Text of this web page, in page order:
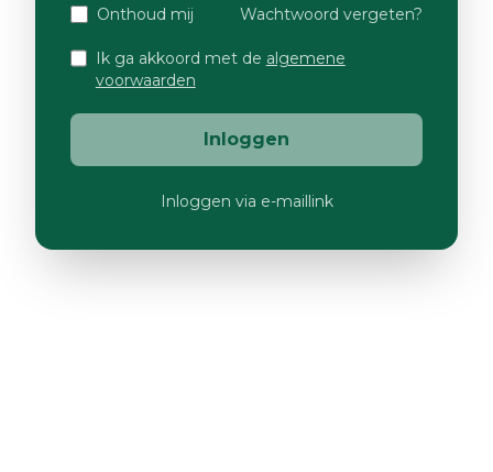
Onthoud mij Wachtwoord vergeten?
Ik ga akkoord met de algemene
voorwaarden
Inloggen
Inloggen via e-maillink